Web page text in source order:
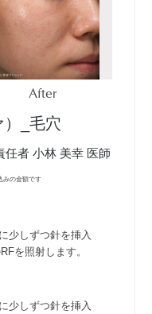
After
）_毛穴
任者 小林 美幸 医師
みの金額です
少しずつ針を挿入
を照射します。
少しずつ針を挿入